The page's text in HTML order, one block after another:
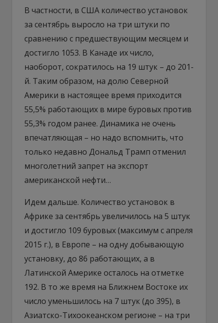
В частности, в США количество установок
за сентябрь выросло на три штуки по
сравнению с предшествующим месяцем и
достигло 1053. В Канаде их число,
наоборот, сократилось на 19 штук – до 201-
й. Таким образом, на долю Северной
Америки в настоящее время приходится
55,5% работающих в мире буровых против
55,3% годом ранее. Динамика не очень
впечатляющая – но надо вспомнить, что
только недавно Дональд Трамп отменил
многолетний запрет на экспорт
американской нефти…
Идем дальше. Количество установок в
Африке за сентябрь увеличилось на 5 штук
и достигло 109 буровых (максимум с апреля
2015 г.), в Европе – на одну добывающую
установку, до 86 работающих, а в
Латинской Америке осталось на отметке
192. В то же время на Ближнем Востоке их
число уменьшилось на 7 штук (до 395), в
Азиатско-Тихоокеанском регионе – на три